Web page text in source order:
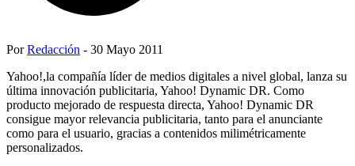
PorRedacción - 30 Mayo 2011
Yahoo!,la compañía líder de medios digitales a nivel global, lanza su
última innovación publicitaria, Yahoo! Dynamic DR. Como
producto mejorado de respuesta directa, Yahoo! Dynamic DR
consigue mayor relevancia publicitaria, tanto para el anunciante
como para el usuario, gracias a contenidos milimétricamente
personalizados.